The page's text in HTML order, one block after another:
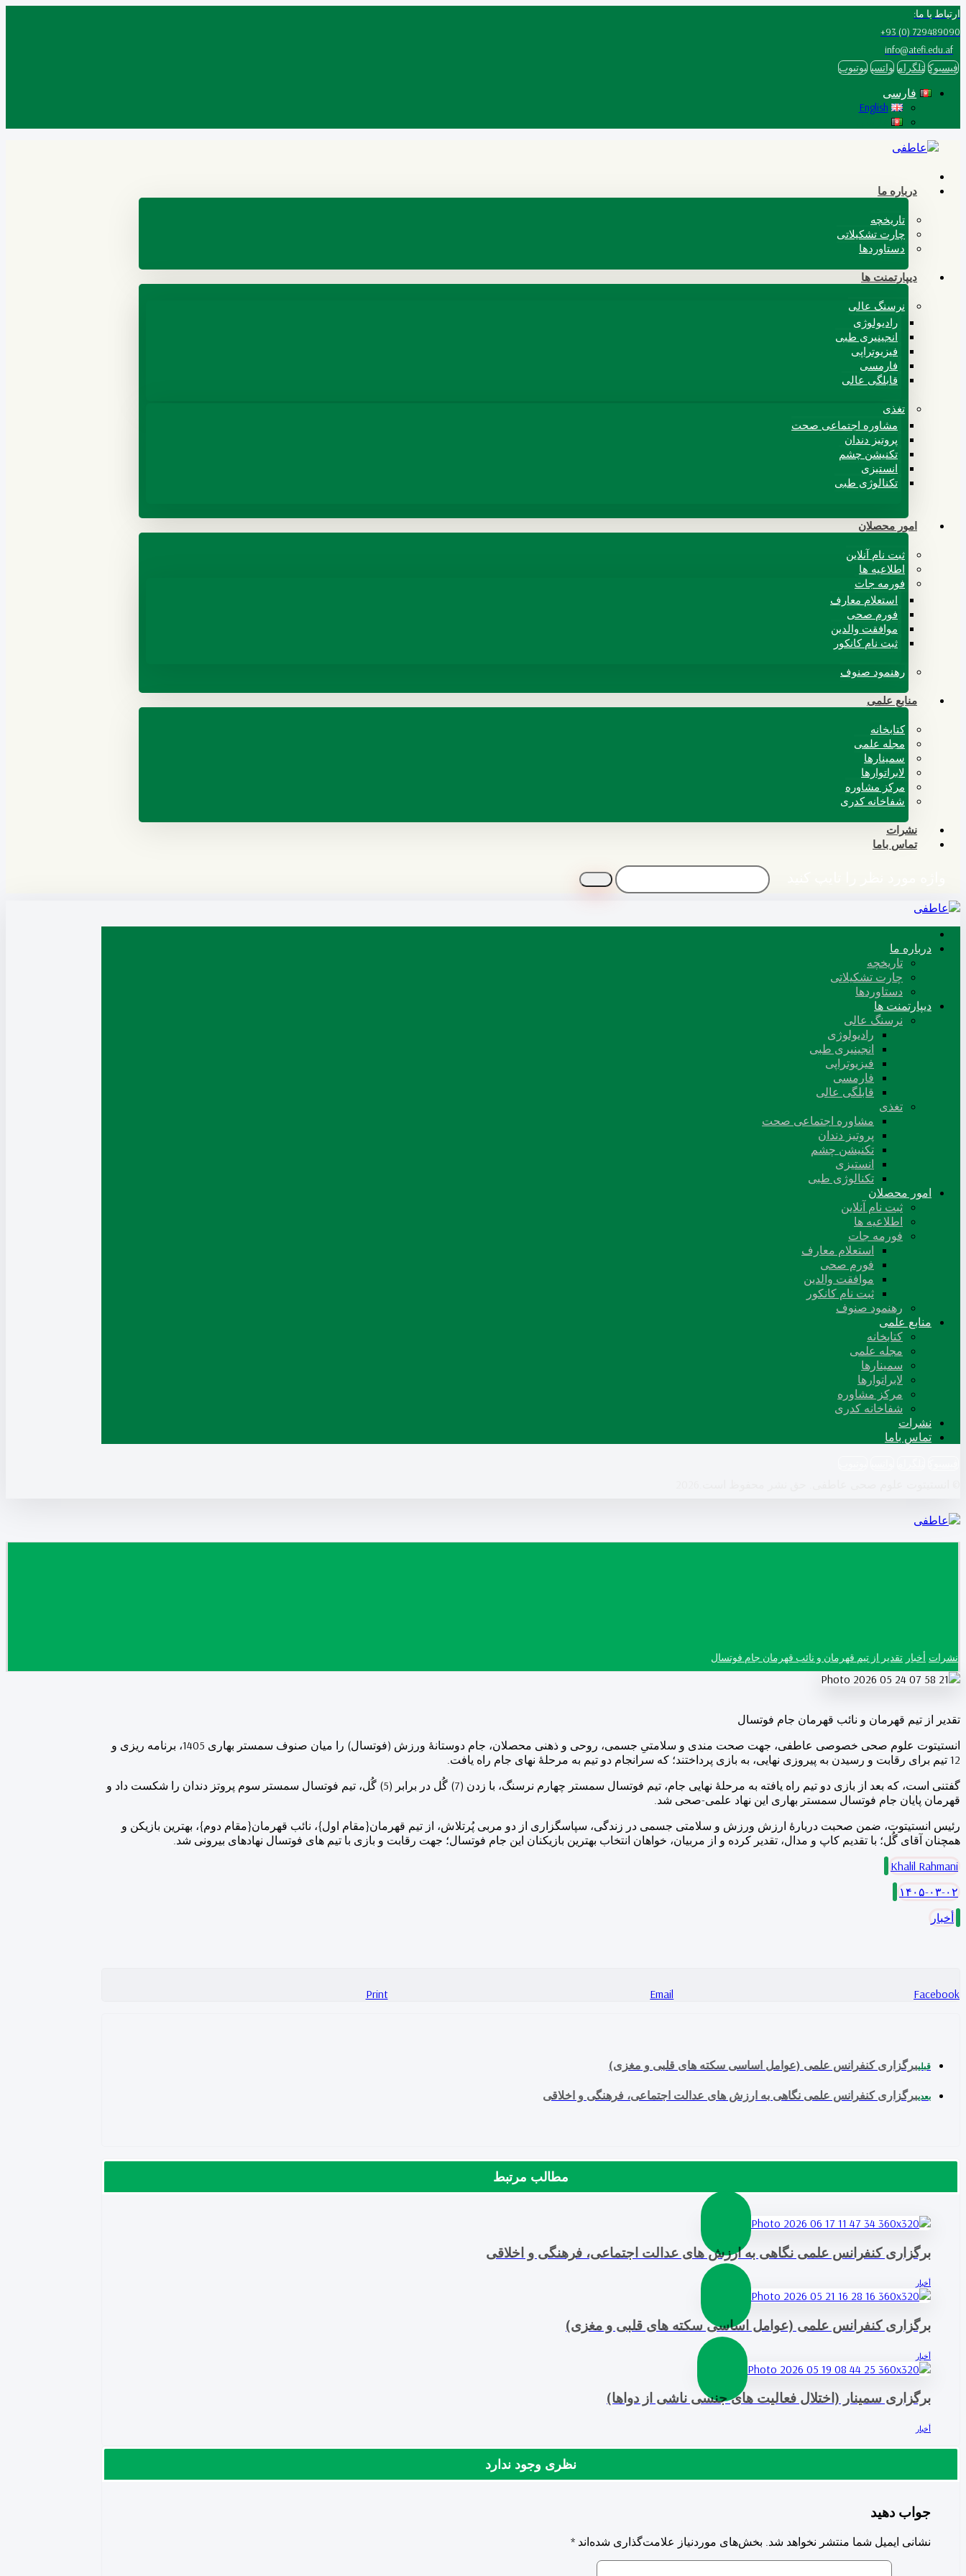
ارتباط با ما:
729489090 (0) 93+
info@atefi.edu.af
فيسبوك تلگرام واتسپ یوتیوب
فارسی
English
درباره ما
تاریخچه
چارت تشکیلاتی
دستاوردها
دیپارتمنت ها
نرسنگ عالی
رادیولوژی
انجینیری طبی
فیزیوتراپی
فارمسی
قابلگی عالی
تغذی
مشاوره اجتماعی صحت
پروتیز دندان
تکنیشن چشم
انستیزی
تکنالوژی طبی
امور محصلان
ثبت نام آنلاین
اطلاعیه ها
فورمه جات
استعلام معارف
فورم صحی
موافقت والدین
ثبت نام کانکور
رهنمود صنوف
منابع علمی
کتابخانه
مجله علمی
سمینارها
لابراتوارها
مرکز مشاوره
شفاخانه کدری
نشرات
تماس باما
درباره ما
تاریخچه
چارت تشکیلاتی
دستاوردها
دیپارتمنت ها
نرسنگ عالی
رادیولوژی
انجینیری طبی
فیزیوتراپی
فارمسی
قابلگی عالی
تغذی
مشاوره اجتماعی صحت
پروتیز دندان
تکنیشن چشم
انستیزی
تکنالوژی طبی
امور محصلان
ثبت نام آنلاین
اطلاعیه ها
فورمه جات
استعلام معارف
فورم صحی
موافقت والدین
ثبت نام کانکور
رهنمود صنوف
منابع علمی
کتابخانه
مجله علمی
سمینارها
لابراتوارها
مرکز مشاوره
شفاخانه کدری
نشرات
تماس باما
نشرات أخبار تقدیر از تیم قهرمان و نائب قهرمان جام فوتسال
تقدیر از تیم قهرمان و نائب قهرمان جام فوتسال
انستیتوت علوم صحی خصوصی عاطفی، جهت صحت مندی و سلامتیِ جسمی، روحی و ذهنی محصلان، جام دوستانۀ ورزش (فوتسال) را میان صنوف سمستر بهاری 1405، برنامه ریزی و
12 تیم برای رقابت و رسیدن به پیروزی نهایی، به بازی پرداختند؛ که سرانجام دو تیم به مرحلۀ نهای جام راه یافت.
گفتنی است، که بعد از بازی دو تیم راه یافته به مرحلۀ نهایی جام، تیم فوتسال سمستر چهارم نرسنگ، با زدن (7) گُل در برابر (5) گُل، تیم فوتسال سمستر سوم پروتز دندان را شکست داد و
قهرمان پایان جام فوتسال سمستر بهاری این نهاد علمی-صحی شد.
رئیس انستیتوت، ضمن صحبت دربارۀ ارزش ورزش و سلامتی جسمی در زندگی، سپاسگزاری از دو مربی پُرتلاش، از تیم قهرمان{مقام اول}، نائب قهرمان{مقام دوم}، بهترین بازیکن و
همچنان آقای گُل؛ با تقدیم کاپ و مدال، تقدیر کرده و از مربیان، خواهان انتخاب بهترین بازیکنان این جام فوتسال؛ جهت رقابت و بازی با تیم های فوتسال نهادهای بیرونی شد.
Khalil Rahmani
۱۴۰۵-۰۳-۰۲
أخبار
Facebook
Email
Print
قبلیبرگزاری کنفرانس علمی (عوامل اساسی سکته های قلبی و مغزی)
بعدیبرگزاری کنفرانس علمی نگاهی به ارزش های عدالت اجتماعی، فرهنگی و اخلاقی
مطالب مرتبط
برگزاری کنفرانس علمی نگاهی به ارزش های عدالت اجتماعی، فرهنگی و اخلاقی
أخبار
برگزاری کنفرانس علمی (عوامل اساسی سکته های قلبی و مغزی)
أخبار
برگزاری سمینار (اختلال فعالیت های جنسی ناشی از دواها)
أخبار
نظری وجود ندارد
جواب دهید
نشانی ایمیل شما منتشر نخواهد شد. بخش‌های موردنیاز علامت‌گذاری شده‌اند *